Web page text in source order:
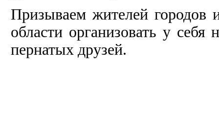
Призываем жителей городов
области организовать у
пернатых друзей.